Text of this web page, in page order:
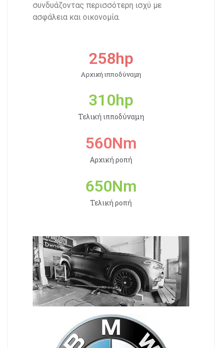
συνδυάζοντας περισσότερη ισχύ με
ασφάλεια και οικονομία.
Αρχική ιπποδύναμη
258hp
Τελική ιπποδύναμη
310hp
Αρχική ροπή
560Nm
Τελική ροπή
650Nm